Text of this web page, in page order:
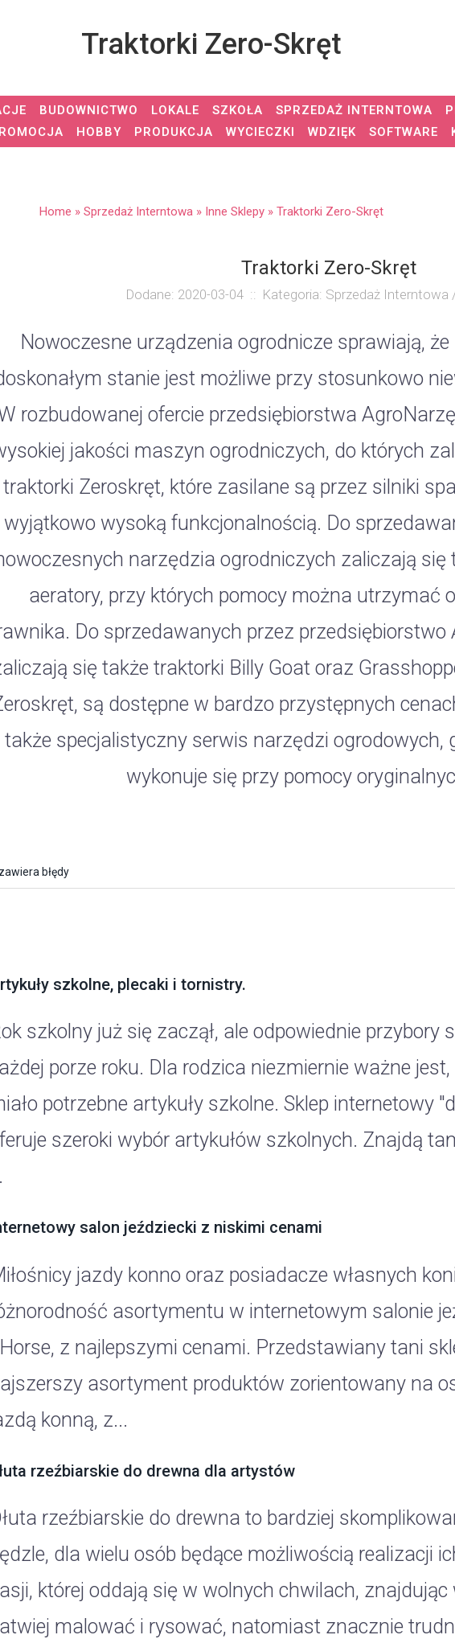
Traktorki Zero-Skręt
BUDOWNICTWO LOKALE SZKOŁA SPRZEDAŻ INTERNTOWA
HOBBY PRODUKCJA WYCIECZKI WDZIĘK SOFTWARE
Home » Sprzedaż Interntowa » Inne Sklepy » Traktorki Zero-Skręt
Traktorki Zero-Skręt
Dodane: 2020-03-04 :: Kategoria: Sprzedaż Interntowa
Nowoczesne urządzenia ogrodnicze sprawiają,
stanie jest możliwe przy stosunkowo
rozbudowanej ofercie przedsiębiorstwa
jakości maszyn ogrodniczych, do których
traktorki Zeroskręt, które zasilane są przez silniki
wyjątkowo wysoką funkcjonalnością. Do
narzędzia ogrodniczych zaliczają
aeratory, przy których pomocy można utrzymać
Do sprzedawanych przez przedsiębiorstwo
się także traktorki Billy Goat oraz
są dostępne w bardzo przystępnych
także specjalistyczny serwis narzędzi ogrodowych,
wykonuje się przy pomocy
błędy
szkolne, plecaki i tornistry.
szkolny już się zaczął, ale odpowiednie przybory
porze roku. Dla rodzica niezmiernie ważne
potrzebne artykuły szkolne. Sklep internetowy
szeroki wybór artykułów szkolnych. Znajdą
salon jeździecki z niskimi cenami
jazdy konno oraz posiadacze własnych
asortymentu w internetowym salonie
z najlepszymi cenami. Przedstawiany tani
asortyment produktów zorientowany na
konną, z...
rzeźbiarskie do drewna dla artystów
rzeźbiarskie do drewna to bardziej
dla wielu osób będące możliwością realizacji
której oddają się w wolnych chwilach, znajdując
malować i rysować, natomiast znacznie